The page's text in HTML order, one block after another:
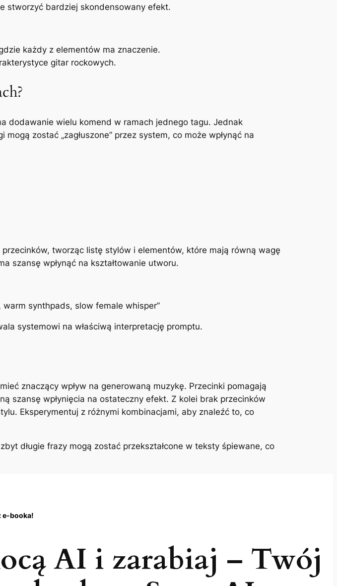
stworzyć bardziej skondensowany efekt.
każdy z elementów ma znaczenie.
gitar rockowych.
dodawanie wielu komend w ramach jednego tagu. Jednak
zostać „zagłuszone” przez system, co może wpłynąć na
tworząc listę stylów i elementów, które mają równą wagę
szansę wpłynąć na kształtowanie utworu.
synthpads, slow female whisper”
systemowi na właściwą interpretację promptu.
znaczący wpływ na generowaną muzykę. Przecinki pomagają
szansę wpłynięcia na ostateczny efekt. Z kolei brak przecinków
Eksperymentuj z różnymi kombinacjami, aby znaleźć to, co
długie frazy mogą zostać przekształcone w teksty śpiewane, co
e-booka!
AI i zarabiaj – Twój